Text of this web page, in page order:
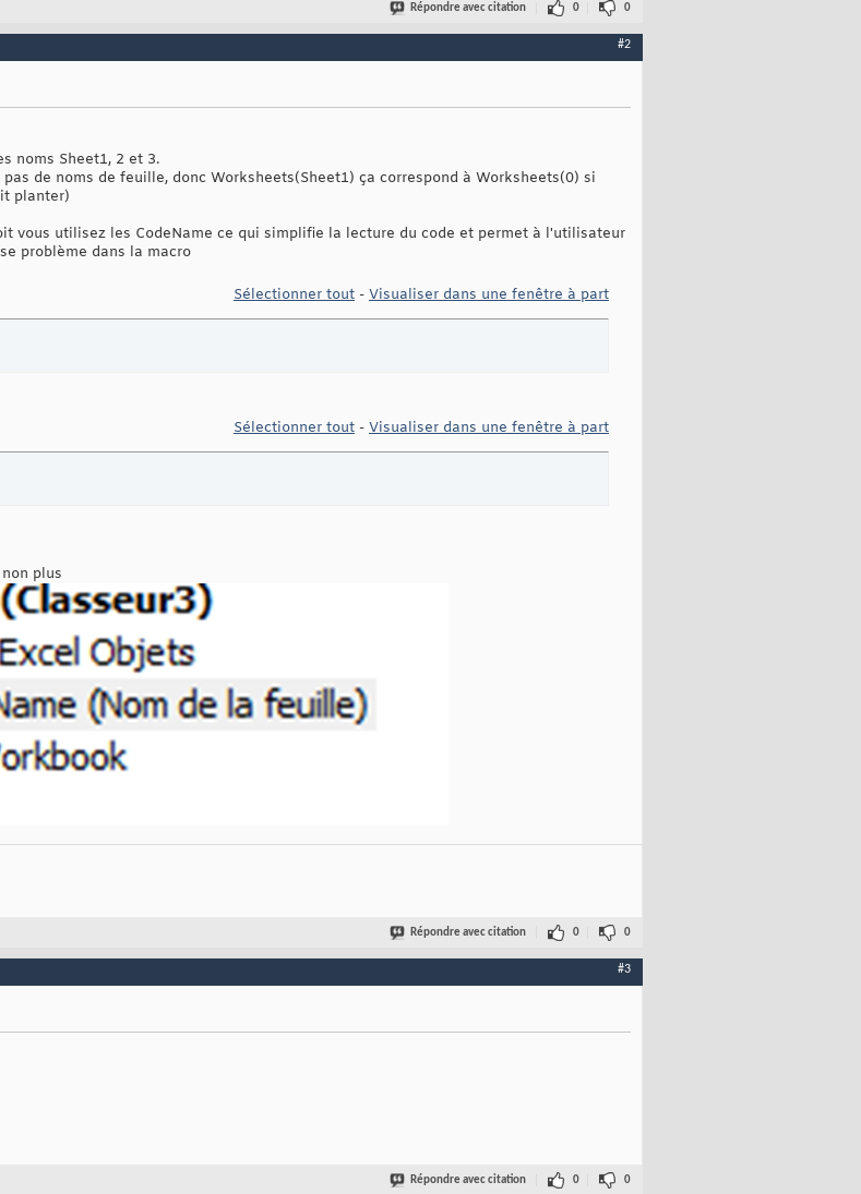
Répondre avec citation 0 0
#2
noms Sheet1, 2 et 3.
de noms de feuille, donc Worksheets(Sheet1) ça correspond à Worksheets(0) si
planter)
vous utilisez les CodeName ce qui simplifie la lecture du code et permet à l'utilisateur
problème dans la macro
Sélectionner tout - Visualiser dans une fenêtre à part
Sélectionner tout - Visualiser dans une fenêtre à part
plus
Répondre avec citation 0 0
#3
Répondre avec citation 0 0